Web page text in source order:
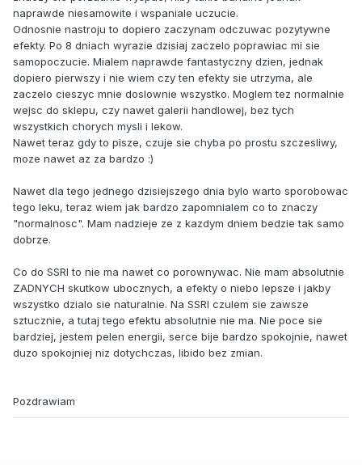
naprawde niesamowite i wspaniale uczucie.
Odnosnie nastroju to dopiero zaczynam odczuwac pozytywne
efekty. Po 8 dniach wyrazie dzisiaj zaczelo poprawiac mi sie
samopoczucie. Mialem naprawde fantastyczny dzien, jednak
dopiero pierwszy i nie wiem czy ten efekty sie utrzyma, ale
zaczelo cieszyc mnie doslownie wszystko. Moglem tez normalnie
wejsc do sklepu, czy nawet galerii handlowej, bez tych
wszystkich chorych mysli i lekow.
Nawet teraz gdy to pisze, czuje sie chyba po prostu szczesliwy,
moze nawet az za bardzo :)
Nawet dla tego jednego dzisiejszego dnia bylo warto sporobowac
tego leku, teraz wiem jak bardzo zapomnialem co to znaczy
"normalnosc". Mam nadzieje ze z kazdym dniem bedzie tak samo
dobrze.
Co do SSRI to nie ma nawet co porownywac. Nie mam absolutnie
ZADNYCH skutkow ubocznych, a efekty o niebo lepsze i jakby
wszystko dzialo sie naturalnie. Na SSRI czulem sie zawsze
sztucznie, a tutaj tego efektu absolutnie nie ma. Nie poce sie
bardziej, jestem pelen energii, serce bije bardzo spokojnie, nawet
duzo spokojniej niz dotychczas, libido bez zmian.
Pozdrawiam